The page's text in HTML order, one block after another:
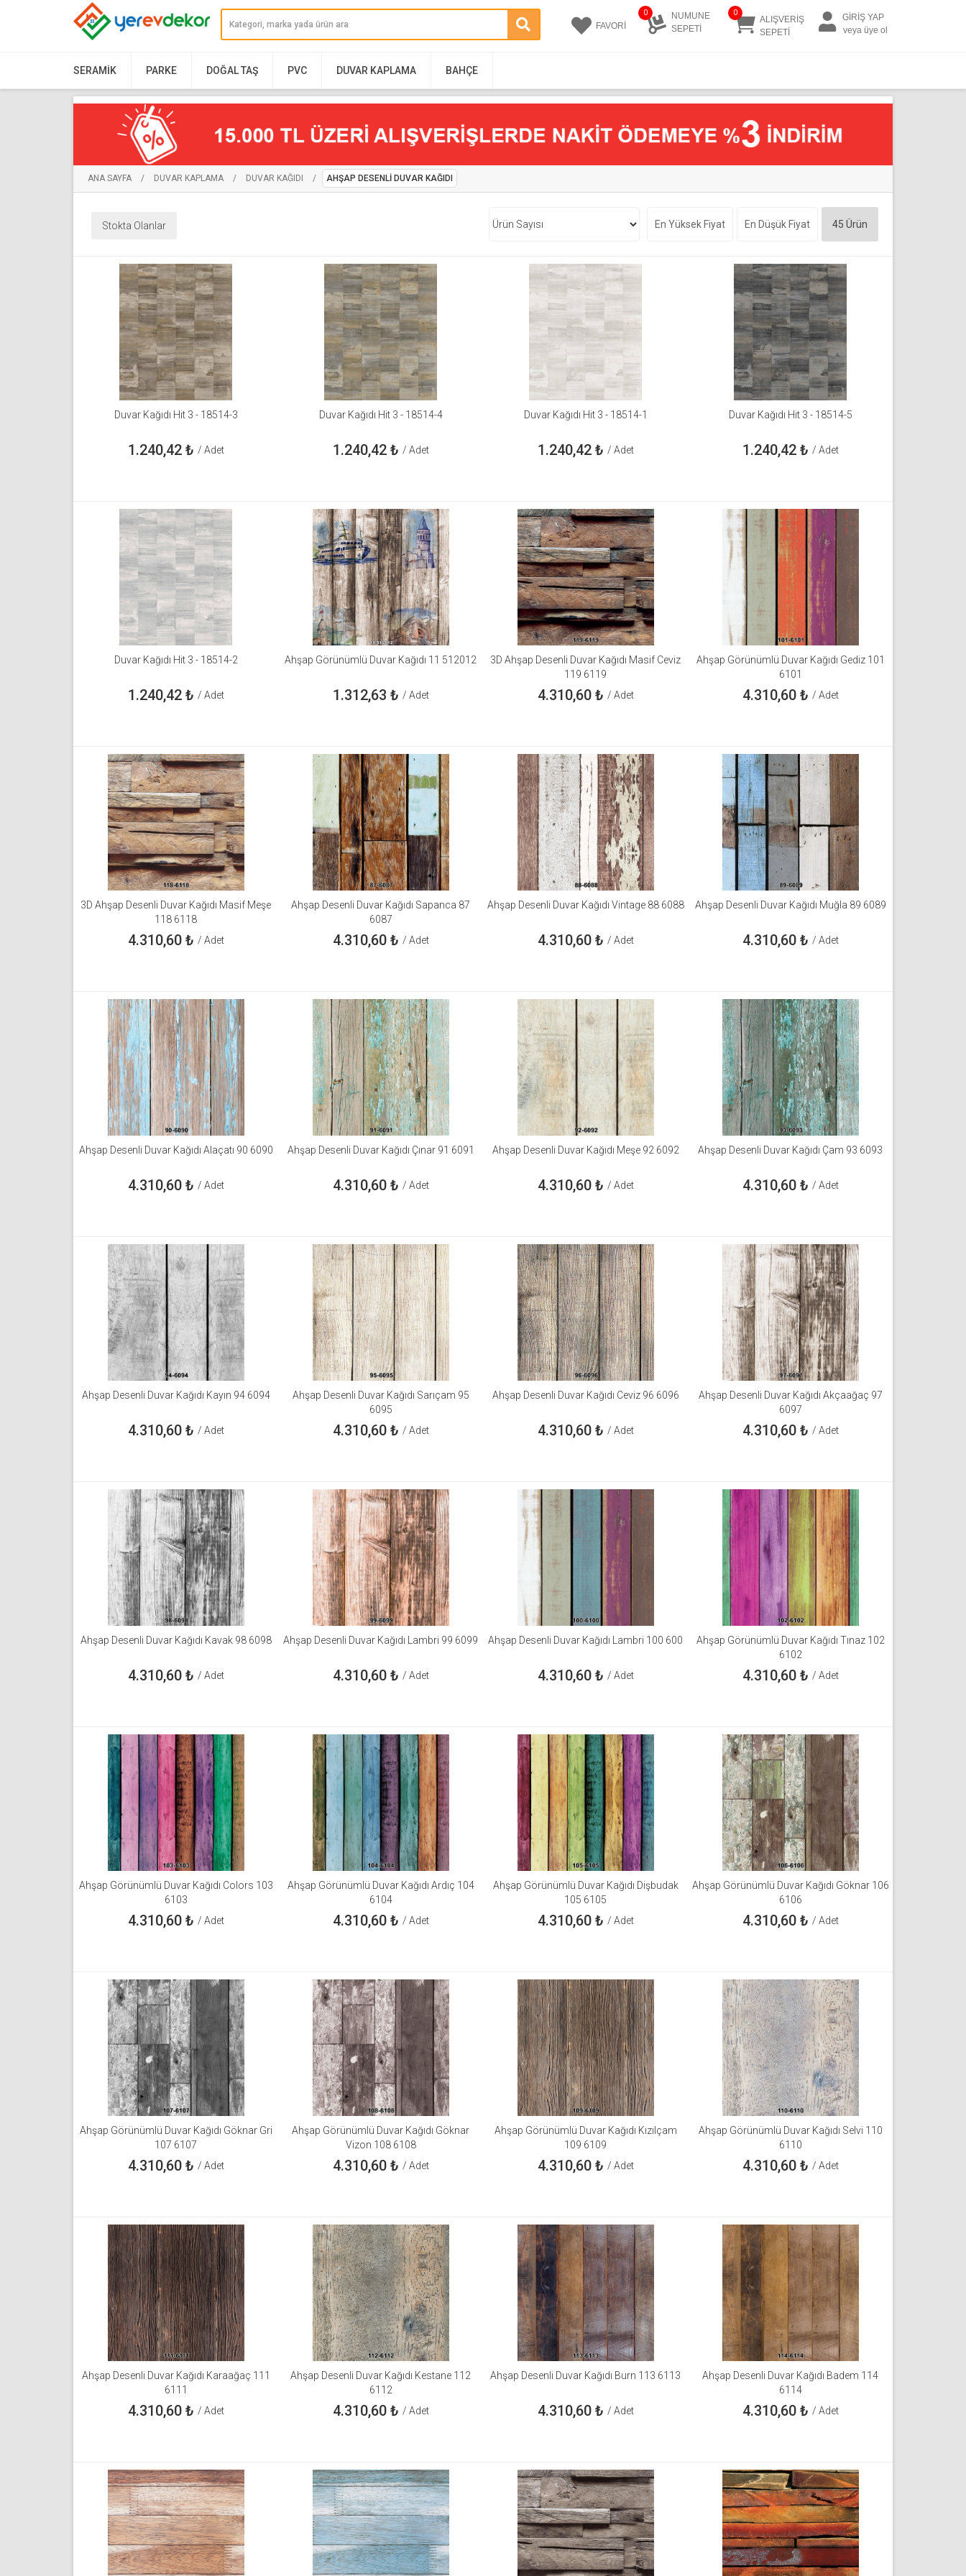
FAVORİ
0
NUMUNE
SEPETİ
0
ALIŞVERİŞ
SEPETİ
GİRİŞ YAP
veya üye ol
SERAMIK PARKE DOĞAL TAŞ PVC DUVAR KAPLAMA BAHÇE
ANA SAYFA / DUVAR KAPLAMA / DUVAR KAĞIDI / AHŞAP DESENLI DUVAR KAĞIDI
45 Ürün
En Yüksek Fiyat En Düşük Fiyat
Stokta Olanlar
Duvar Kağıdı Hit 3 - 18514-3
1.240,42₺ / Adet
Duvar Kağıdı Hit 3 - 18514-4
1.240,42₺ / Adet
Duvar Kağıdı Hit 3 - 18514-1
1.240,42₺ / Adet
Duvar Kağıdı Hit 3 - 18514-5
1.240,42₺ / Adet
Duvar Kağıdı Hit 3 - 18514-2
1.240,42₺ / Adet
Ahşap Görünümlü Duvar Kağıdı 11 512012
1.312,63 ₺ / Adet
3D Ahşap Desenli Duvar Kağıdı Masif Ceviz
119 6119
4.310,60₺ / Adet
Ahşap Görünümlü Duvar Kağıdı Gediz 101
6101
4.310,60₺ / Adet
3D Ahşap Desenli Duvar Kağıdı Masif Meşe
118 6118
4.310,60₺ / Adet
Ahşap Desenli Duvar Kağıdı Sapanca 87
6087
4.310,60₺ / Adet
Ahşap Desenli Duvar Kağıdı Vintage 88 6088
4.310,60₺ / Adet
Ahşap Desenli Duvar Kağıdı Muğla 89 6089
4.310,60₺ / Adet
Ahşap Desenli Duvar Kağıdı Alaçatı 90 6090
4.310,60₺ / Adet
Ahşap Desenli Duvar Kağıdı Çınar 91 6091
4.310,60₺ / Adet
Ahşap Desenli Duvar Kağıdı Meşe 92 6092
4.310,60₺ / Adet
Ahşap Desenli Duvar Kağıdı Çam 93 6093
4.310,60₺ / Adet
Ahşap Desenli Duvar Kağıdı Kayın 94 6094
4.310,60₺ / Adet
Ahşap Desenli Duvar Kağıdı Sarıçam 95
6095
4.310,60₺ / Adet
Ahşap Desenli Duvar Kağıdı Ceviz 96 6096
4.310,60₺ / Adet
Ahşap Desenli Duvar Kağıdı Akçaağaç 97
6097
4.310,60₺ / Adet
Ahşap Desenli Duvar Kağıdı Kavak 98 6098
4.310,60₺ / Adet
Ahşap Desenli Duvar Kağıdı Lambri 99 6099
4.310,60₺ / Adet
Ahşap Desenli Duvar Kağıdı Lambri 100 600
4.310,60₺ / Adet
Ahşap Görünümlü Duvar Kağıdı Tınaz 102
6102
4.310,60₺ / Adet
Ahşap Görünümlü Duvar Kağıdı Colors 103
6103
4.310,60₺ / Adet
Ahşap Görünümlü Duvar Kağıdı Ardıç 104
6104
4.310,60₺ / Adet
Ahşap Görünümlü Duvar Kağıdı Dişbudak
105 6105
4.310,60₺ / Adet
Ahşap Görünümlü Duvar Kağıdı Göknar 106
6106
4.310,60₺ / Adet
Ahşap Görünümlü Duvar Kağıdı Göknar Gri
107 6107
4.310,60₺ / Adet
Ahşap Görünümlü Duvar Kağıdı Göknar
Vizon 108 6108
4.310,60₺ / Adet
Ahşap Görünümlü Duvar Kağıdı Kızılçam
109 6109
4.310,60₺ / Adet
Ahşap Görünümlü Duvar Kağıdı Selvi 110
6110
4.310,60₺ / Adet
Ahşap Desenli Duvar Kağıdı Karaağaç 111
6111
4.310,60₺ / Adet
Ahşap Desenli Duvar Kağıdı Kestane 112
6112
4.310,60₺ / Adet
Ahşap Desenli Duvar Kağıdı Burn 113 6113
4.310,60₺ / Adet
Ahşap Desenli Duvar Kağıdı Badem 114
6114
4.310,60₺ / Adet